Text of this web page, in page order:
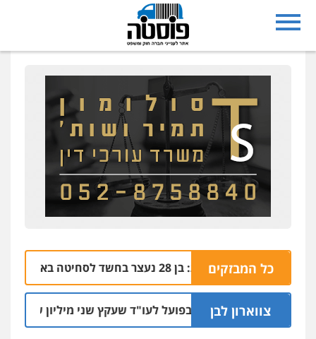
כל המבזקים
נצרת: בן 28 נעצר בחשד לסחיטה באיומים מטלפון שאינו שלו
צווארון לבן
מאסר בפועל לעו"ד שעקץ שני מיליון שקל על דירה